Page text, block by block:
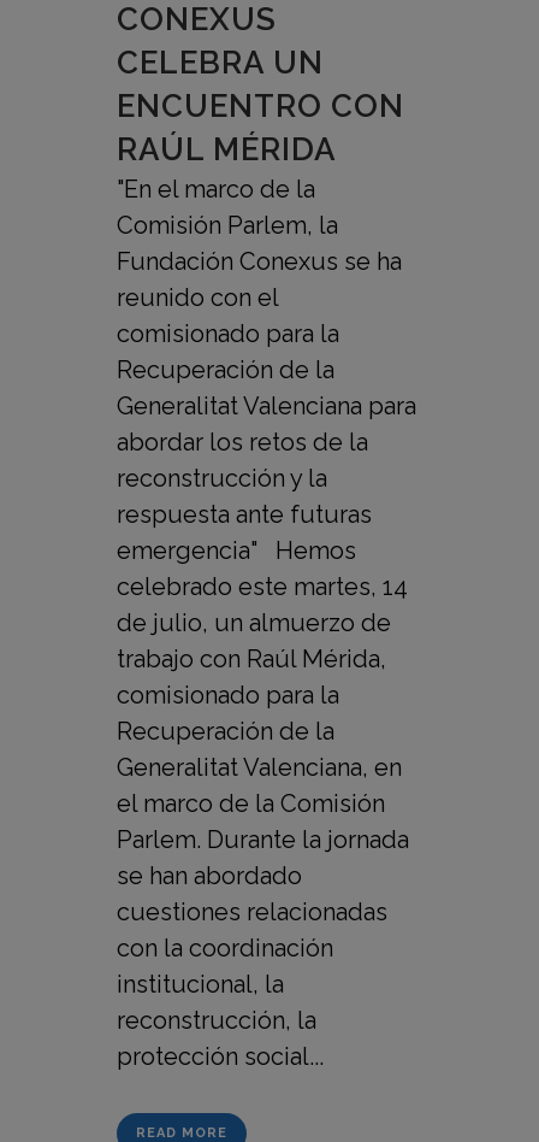
CONEXUS
CELEBRA UN
ENCUENTRO CON
RAÚL MÉRIDA
"En el marco de la
Comisión Parlem, la
Fundación Conexus se ha
reunido con el
comisionado para la
Recuperación de la
Generalitat Valenciana para
abordar los retos de la
reconstrucción y la
respuesta ante futuras
emergencia" Hemos
celebrado este martes, 14
de julio, un almuerzo de
trabajo con Raúl Mérida,
comisionado para la
Recuperación de la
Generalitat Valenciana, en
el marco de la Comisión
Parlem. Durante la jornada
se han abordado
cuestiones relacionadas
con la coordinación
institucional, la
reconstrucción, la
protección social...
READ MORE